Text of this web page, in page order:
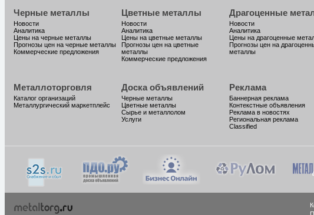
Черные металлы
Новости
Аналитика
Цены на черные металлы
Прогнозы цен на черные металлы
Коммерческие предложения
Цветные металлы
Новости
Аналитика
Цены на цветные металлы
Прогнозы цен на цветные
металлы
Коммерческие предложения
Драгоценные
Новости
Аналитика
Цены на драгоценные
Прогнозы цен на
металлы
Металлоторговля
Каталог организаций
Металлургический маркетплейс
Доска объявлений
Черные металлы
Цветные металлы
Сырье и металлолом
Услуги
Реклама
Баннерная реклама
Контекстные объявления
Реклама в новостях
Региональная реклама
Classified